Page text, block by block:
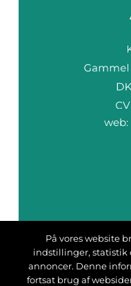
web:
På vores website
indstillinger, statistik
annoncer. Denne
fortsat brug af